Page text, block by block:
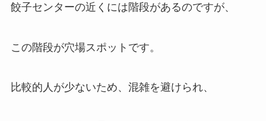
餃子センターの近くには階段があるのですが、
この階段が穴場スポットです。
比較的人が少ないため、混雑を避けられ、